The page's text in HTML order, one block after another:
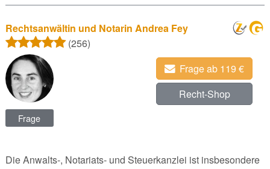
Rechtsanwältin und Notarin Andrea Fey
(256)
Frage
Frage ab 119 €
Recht-Shop
Die Anwalts-, Notariats- und Steuerkanzlei ist insbesondere